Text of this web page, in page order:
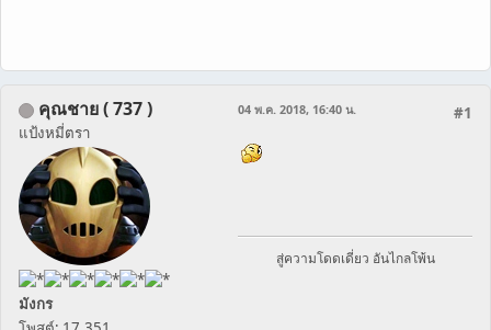
คุณชาย ( 737 )
แป้งหมี่ตรา
มังกร
#1
04 พ.ค. 2018, 16:40 น.
สู่ความโดดเดี่ยว อันไกลโพ้น